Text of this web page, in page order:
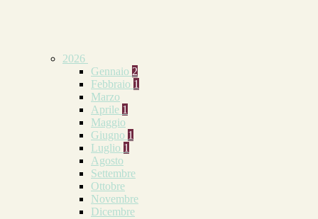
2026
Gennaio 2
Febbraio 1
Marzo
Aprile 1
Maggio
Giugno 1
Luglio 1
Agosto
Settembre
Ottobre
Novembre
Dicembre